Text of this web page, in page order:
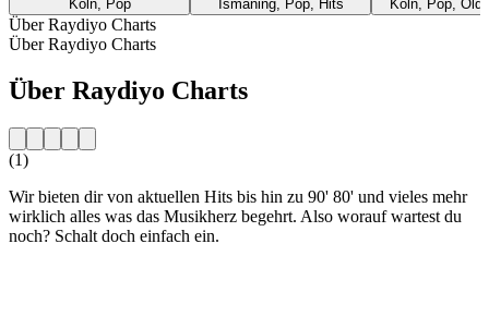
Köln, Pop
Ismaning, Pop, Hits
Köln, Pop,
Über Raydiyo Charts
Über Raydiyo Charts
Über Raydiyo Charts
(1)
Wir bieten dir von aktuellen Hits bis hin zu 90' 80' und vieles mehr
wirklich alles was das Musikherz begehrt. Also worauf wartest du
noch? Schalt doch einfach ein.